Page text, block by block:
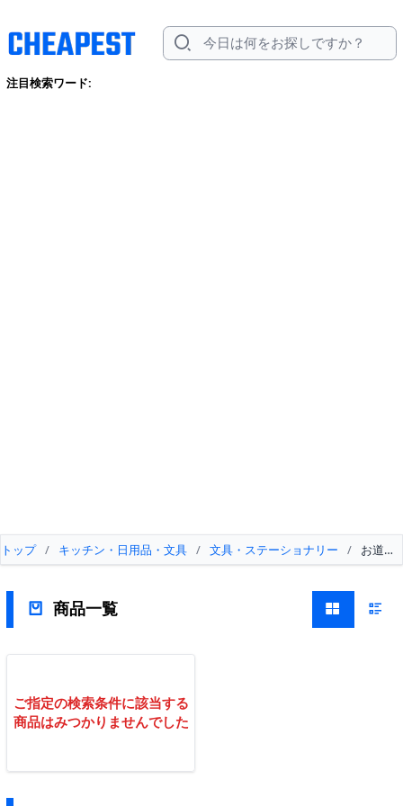
注目検索ワード:
トップ / キッチン・日用品・文具 / 文具・ステーショナリー / お道具
商品一覧
ご指定の検索条件に該当する
商品はみつかりませんでした